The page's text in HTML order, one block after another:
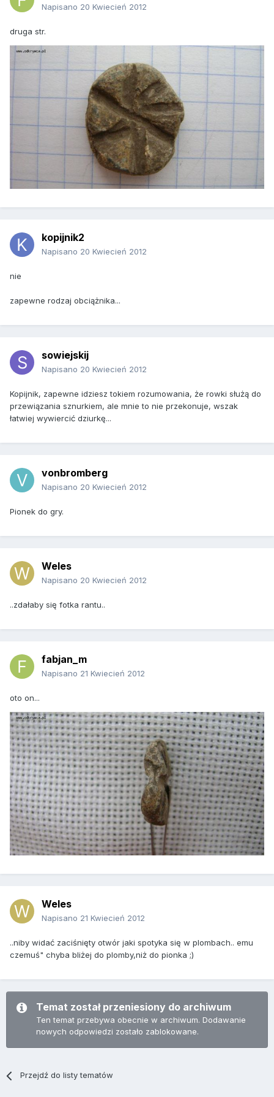
Napisano 20 Kwiecień 2012
druga str.
kopijnik2
Napisano 20 Kwiecień 2012
nie
zapewne rodzaj obciążnika...
sowiejskij
Napisano 20 Kwiecień 2012
Kopijnik, zapewne idziesz tokiem rozumowania, że rowki służą do
przewiązania sznurkiem, ale mnie to nie przekonuje, wszak
łatwiej wywiercić dziurkę...
vonbromberg
Napisano 20 Kwiecień 2012
Pionek do gry.
Weles
Napisano 20 Kwiecień 2012
..zdałaby się fotka rantu..
fabjan_m
Napisano 21 Kwiecień 2012
oto on...
Weles
Napisano 21 Kwiecień 2012
..niby widać zaciśnięty otwór jaki spotyka się w plombach.. emu
czemuś" chyba bliżej do plomby,niż do pionka ;)
Temat został przeniesiony do archiwum
Ten temat przebywa obecnie w archiwum. Dodawanie
nowych odpowiedzi zostało zablokowane.
Przejdź do listy tematów